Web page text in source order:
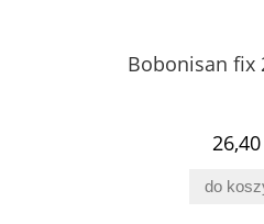
Bobonisan fix
26,40
do